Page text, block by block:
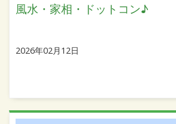
風水・家相・ドットコン♪
2026年02月12日